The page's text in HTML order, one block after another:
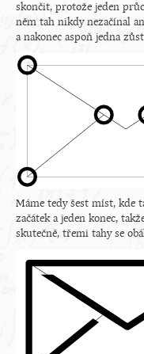
skončit, protože jeden
něm tah nikdy nezačínal
a nakonec aspoň jedna
Máme tedy šest míst, kde
začátek a jeden konec,
skutečně, třemi tahy se